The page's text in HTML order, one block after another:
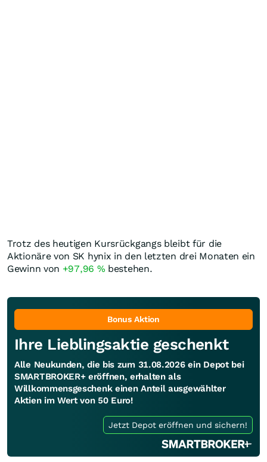
Trotz des heutigen Kursrückgangs bleibt für die
Aktionäre von SK hynix in den letzten drei Monaten ein
Gewinn von +97,96 % bestehen.
Bonus Aktion
Ihre Lieblingsaktie geschenkt
Alle Neukunden, die bis zum 31.08.2026 ein Depot bei
SMARTBROKER+ eröffnen, erhalten als
Willkommensgeschenk einen Anteil ausgewählter
Aktien im Wert von 50 Euro!
Jetzt Depot eröffnen und sichern!